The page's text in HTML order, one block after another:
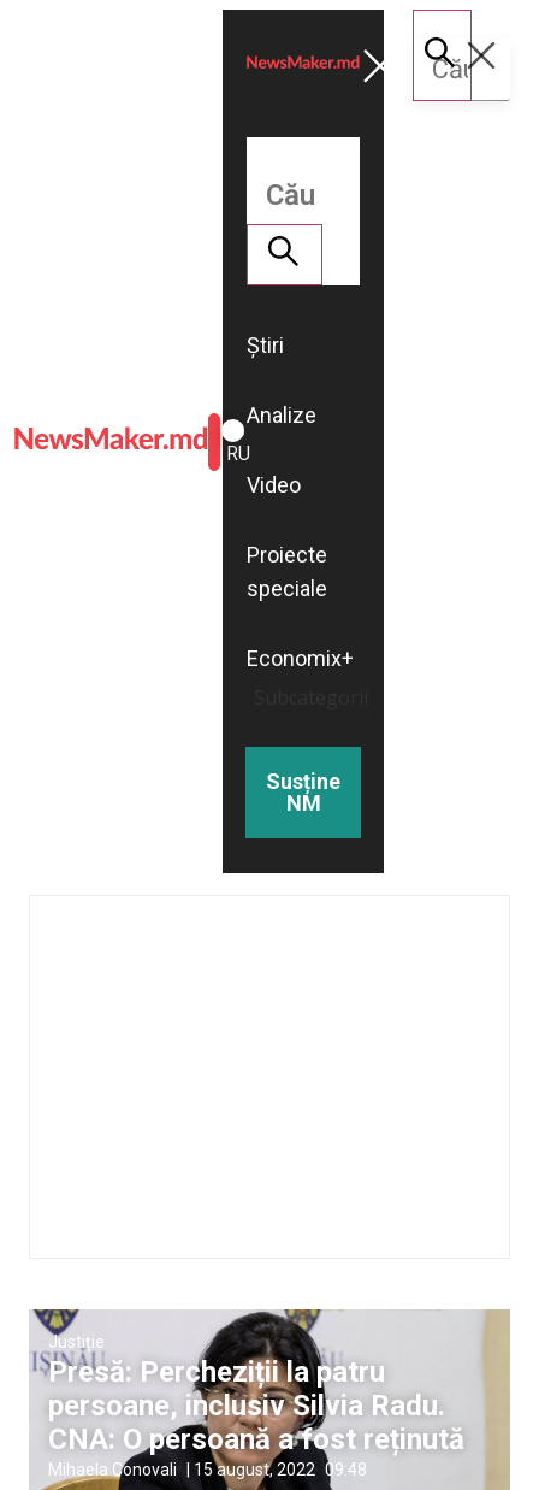
ROMÂNĂ
RU
Știri
Analize
Video
Proiecte
speciale
Economix+
Susține
NM
Justiție
Presă: Percheziții la patru
persoane, inclusiv Silvia Radu.
CNA: O persoană a fost reținută
Mihaela Conovali 15 august, 2022 09:48